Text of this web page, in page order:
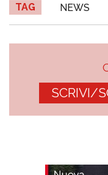
TAG NEWS
SCRIVI/